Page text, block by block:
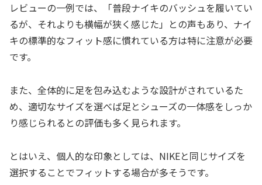
レビューの一例では、「普段ナイキのバッシュを履いてい
るが、それよりも横幅が狭く感じた」との声もあり、ナイ
キの標準的なフィット感に慣れている方は特に注意が必要
です。
また、全体的に足を包み込むような設計がされているた
め、適切なサイズを選べば足とシューズの一体感をしっか
り感じられるとの評価も多く見られます。
とはいえ、個人的な印象としては、NIKEと同じサイズを
選択することでフィットする場合が多そうです。